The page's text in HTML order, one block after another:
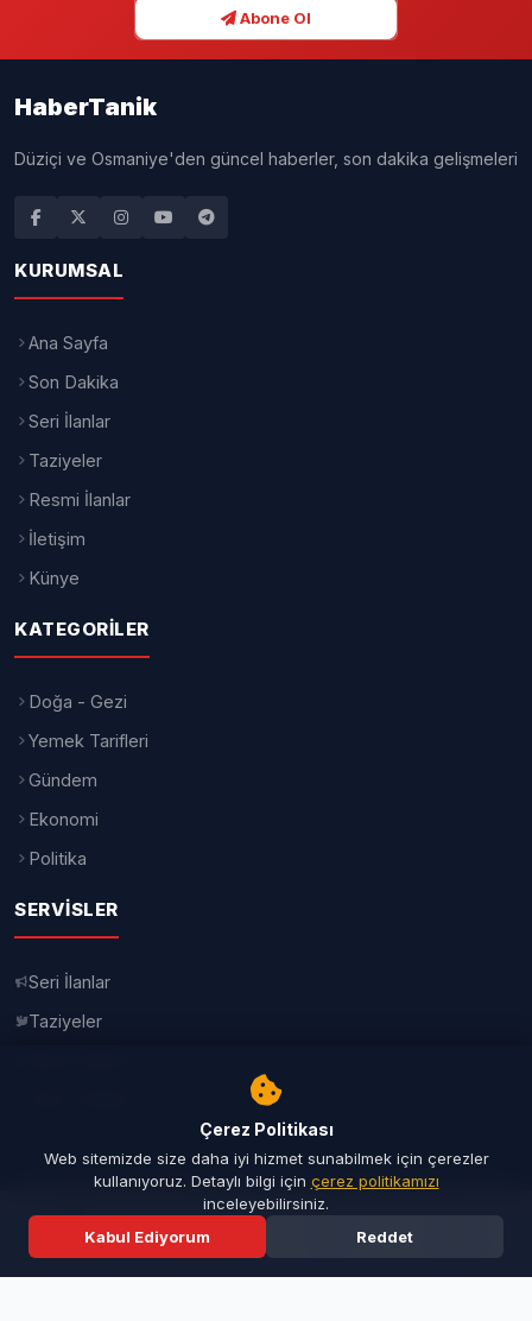
Abone Ol
HaberTanik
Düziçi ve Osmaniye'den güncel haberler, son dakika gelişmeleri
KURUMSAL
Ana Sayfa
Son Dakika
Seri İlanlar
Taziyeler
Resmi İlanlar
İletişim
Künye
KATEGORILER
Doğa - Gezi
Yemek Tarifleri
Gündem
Ekonomi
Politika
SERVISLER
Seri İlanlar
Taziyeler
© 2026 Haber Tanık - Türkiye'nin Yeni Umudu — Tüm hakları saklıdır.
Bu sitede yayınlanan haber, yazı, fotoğraf ve videoların her hakkı saklıdır. |
İletişim|Künye
Yazılım:
Ana Sayfa Son Dakika
Çerez Politikası
Web sitemizde size daha iyi hizmet sunabilmek için çerezler
kullanıyoruz. Detaylı bilgi için çerez politikamızı
inceleyebilirsiniz.
Kabul Ediyorum
Reddet